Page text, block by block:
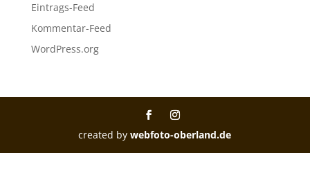
Eintrags-Feed
Kommentar-Feed
WordPress.org
created bywebfoto-oberland.de